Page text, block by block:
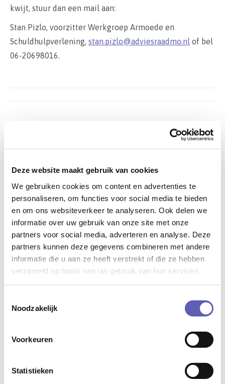
Deze website maakt gebruik van cookies
We gebruiken cookies om content en advertenties te
personaliseren, om functies voor social media te bieden
en om ons websiteverkeer te analyseren. Ook delen we
informatie over uw gebruik van onze site met onze
partners voor social media, adverteren en analyse. Deze
partners kunnen deze gegevens combineren met andere
informatie die u aan ze heeft verstrekt of die ze hebben
verzameld op basis van uw gebruik van hun services.
Noodzakelijk
Voorkeuren
Statistieken
kwijt, stuur dan een mail aan:
Stan Pizlo, voorzitter Werkgroep Armoede en
Schuldhulpverlening, stan.pizlo@adviesraadmo.nl of bel
06-20698016.
Bijdrage coalitievorming gemeente
24 maart 2026
Samen bouwen aan beleid
17 maart 2026